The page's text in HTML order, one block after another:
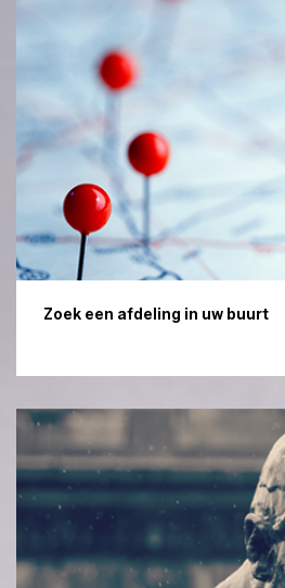
Zoek een afdeling in uw buurt